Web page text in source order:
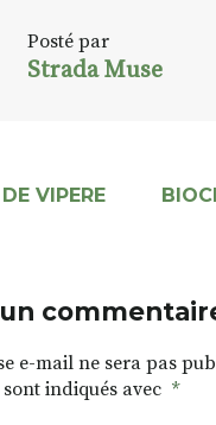
Posté par
Strada Muse
VIPERE
e-mail ne sera pas
indiqués avec *